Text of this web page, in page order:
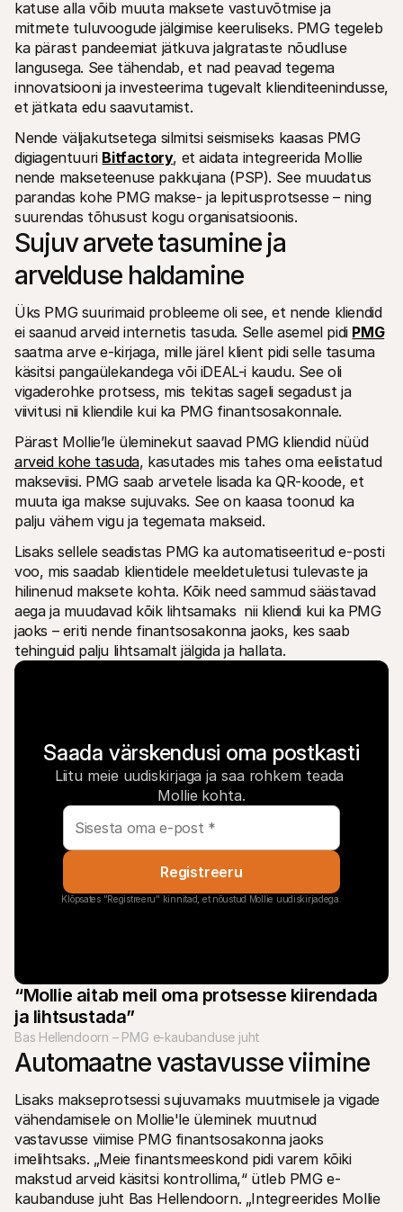
Ostlejatele
Uuri välja, miks Mollie on sinu pangakontolehel
Mollie klientidele
Külastage meie klienditoe meeskonda
Võta ühendust müügitiimiga
Avasta, kuidas me saame sinu ettevõtet aidata
katuse alla võib muuta maksete vastuvõtmise ja
mitmete tuluvoogude jälgimise keeruliseks. PMG tegeleb
ka pärast pandeemiat jätkuva jalgrataste nõudluse
langusega. See tähendab, et nad peavad tegema
innovatsiooni ja investeerima tugevalt klienditeenindusse,
et jätkata edu saavutamist.
Nende väljakutsetega silmitsi seismiseks kaasas PMG
digiagentuuri Bitfactory, et aidata integreerida Mollie
nende makseteenuse pakkujana (PSP). See muudatus
parandas kohe PMG makse- ja lepitusprotsesse – ning
suurendas tõhusust kogu organisatsioonis.
Sujuv arvete tasumine ja
arvelduse haldamine
Üks PMG suurimaid probleeme oli see, et nende kliendid
ei saanud arveid internetis tasuda. Selle asemel pidi PMG
saatma arve e-kirjaga, mille järel klient pidi selle tasuma
käsitsi pangaülekandega või iDEAL-i kaudu. See oli
vigaderohke protsess, mis tekitas sageli segadust ja
viivitusi nii kliendile kui ka PMG finantsosakonnale.
Pärast Mollie’le üleminekut saavad PMG kliendid nüüd
arveid kohe tasuda, kasutades mis tahes oma eelistatud
makseviisi. PMG saab arvetele lisada ka QR-koode, et
muuta iga makse sujuvaks. See on kaasa toonud ka
palju vähem vigu ja tegemata makseid.
Lisaks sellele seadistas PMG ka automatiseeritud e-posti
voo, mis saadab klientidele meeldetuletusi tulevaste ja
hilinenud maksete kohta. Kõik need sammud säästavad
aega ja muudavad kõik lihtsamaks  nii kliendi kui ka PMG
jaoks – eriti nende finantsosakonna jaoks, kes saab
tehinguid palju lihtsamalt jälgida ja hallata.
Saada värskendusi oma postkasti
Liitu meie uudiskirjaga ja saa rohkem teada
Mollie kohta.
Registreeru
Klõpsates "Registreeru" kinnitad, et nõustud Mollie uudiskirjadega.
“Mollie aitab meil oma protsesse kiirendada
ja lihtsustada”
Bas Hellendoorn – PMG e-kaubanduse juht
Automaatne vastavusse viimine
Lisaks makseprotsessi sujuvamaks muutmisele ja vigade
vähendamisele on Mollie'le üleminek muutnud
vastavusse viimise PMG finantsosakonna jaoks
imelihtsaks. „Meie finantsmeeskond pidi varem kõiki
makstud arveid käsitsi kontrollima,“ ütleb PMG e-
kaubanduse juht Bas Hellendoorn. „Integreerides Mollie